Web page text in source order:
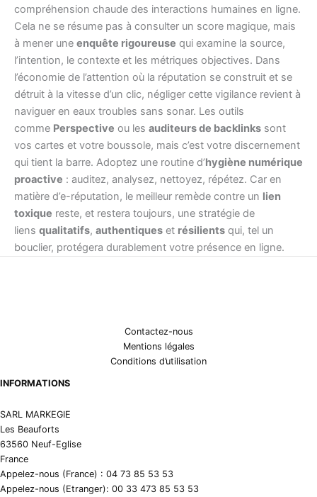
compréhension chaude des interactions humaines en ligne.
Cela ne se résume pas à consulter un score magique, mais
à mener une enquête rigoureuse qui examine la source,
l’intention, le contexte et les métriques objectives. Dans
l’économie de l’attention où la réputation se construit et se
détruit à la vitesse d’un clic, négliger cette vigilance revient à
naviguer en eaux troubles sans sonar. Les outils
comme Perspective ou les auditeurs de backlinks sont
vos cartes et votre boussole, mais c’est votre discernement
qui tient la barre. Adoptez une routine d’hygiène numérique
proactive : auditez, analysez, nettoyez, répétez. Car en
matière d’e-réputation, le meilleur remède contre un lien
toxique reste, et restera toujours, une stratégie de
liens qualitatifs, authentiques et résilients qui, tel un
bouclier, protégera durablement votre présence en ligne.
Contactez-nous
Mentions légales
Conditions d’utilisation
INFORMATIONS
SARL MARKEGIE
Les Beauforts
63560 Neuf-Eglise
France
Appelez-nous (France) : 04 73 85 53 53
Appelez-nous (Etranger): 00 33 473 85 53 53